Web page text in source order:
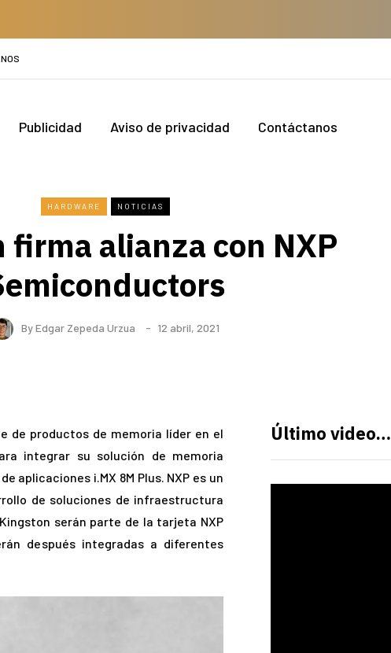
Publicidad Aviso de privacidad Contáctanos
HARDWARE NOTICIAS
firma alianza con NXP
ByEdgar Zepeda Urzua 12 abril, 2021
de productos de memoria líder en el
integrar su solución de memoria
aplicaciones i.MX 8M Plus. NXP es un
de soluciones de infraestructura
serán parte de la tarjeta NXP
después integradas a diferentes
Último video…